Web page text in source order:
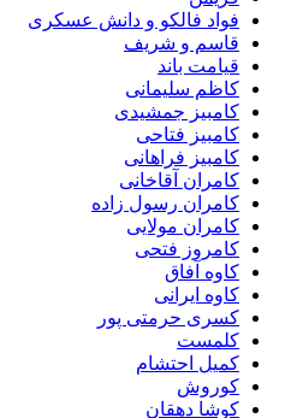
فواد فالکو و دانش عسکری
قاسم و شریف
قیامت باند
کاظم سلیمانی
کامبیز جمشیدی
کامبیز فتاحی
کامبیز فراهانی
کامران آقاخانی
کامران رسول زاده
کامران مولایی
کامروز فتحی
کاوه آفاق
کاوه ایرانی
کسری حرمتی پور
کلمست
کمیل احتشام
کوروش
کوشا دهقان